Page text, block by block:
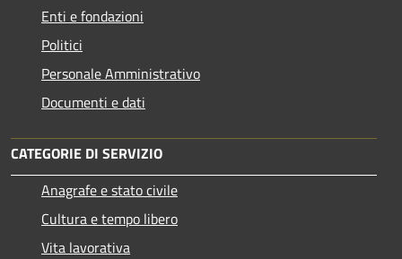
Enti e fondazioni
Politici
Personale Amministrativo
Documenti e dati
CATEGORIE DI SERVIZIO
Anagrafe e stato civile
Cultura e tempo libero
Vita lavorativa